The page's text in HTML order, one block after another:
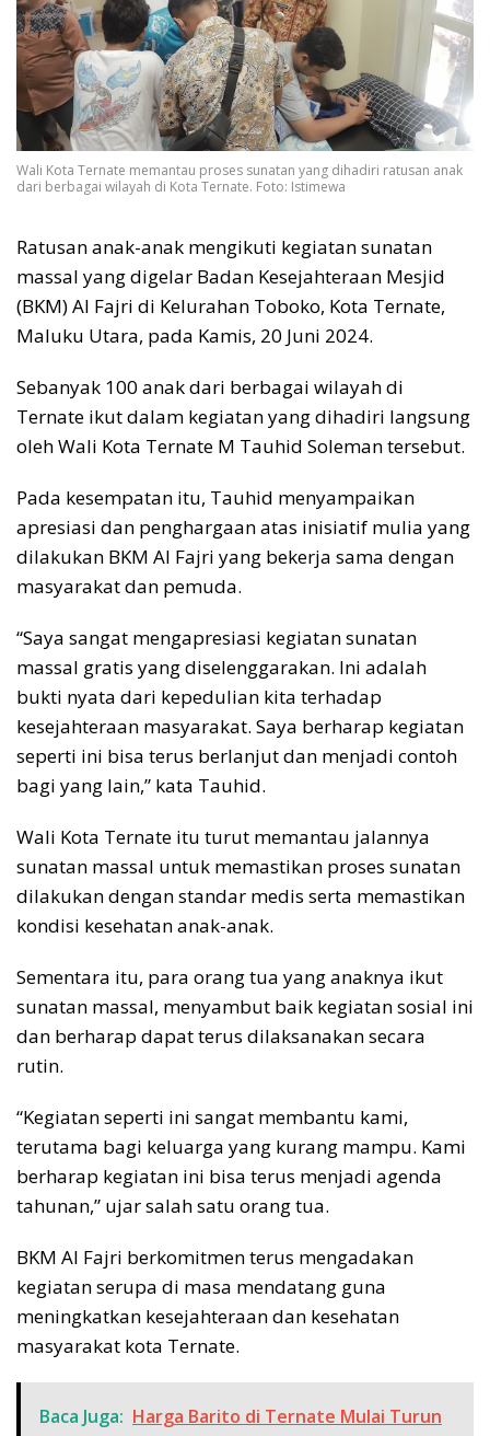
Wali Kota Ternate memantau proses sunatan yang dihadiri ratusan anak
dari berbagai wilayah di Kota Ternate. Foto: Istimewa
Ratusan anak-anak mengikuti kegiatan sunatan
massal yang digelar Badan Kesejahteraan Mesjid
(BKM) Al Fajri di Kelurahan Toboko, Kota Ternate,
Maluku Utara, pada Kamis, 20 Juni 2024.
Sebanyak 100 anak dari berbagai wilayah di
Ternate ikut dalam kegiatan yang dihadiri langsung
oleh Wali Kota Ternate M Tauhid Soleman tersebut.
Pada kesempatan itu, Tauhid menyampaikan
apresiasi dan penghargaan atas inisiatif mulia yang
dilakukan BKM Al Fajri yang bekerja sama dengan
masyarakat dan pemuda.
“Saya sangat mengapresiasi kegiatan sunatan
massal gratis yang diselenggarakan. Ini adalah
bukti nyata dari kepedulian kita terhadap
kesejahteraan masyarakat. Saya berharap kegiatan
seperti ini bisa terus berlanjut dan menjadi contoh
bagi yang lain,” kata Tauhid.
Wali Kota Ternate itu turut memantau jalannya
sunatan massal untuk memastikan proses sunatan
dilakukan dengan standar medis serta memastikan
kondisi kesehatan anak-anak.
Sementara itu, para orang tua yang anaknya ikut
sunatan massal, menyambut baik kegiatan sosial ini
dan berharap dapat terus dilaksanakan secara
rutin.
“Kegiatan seperti ini sangat membantu kami,
terutama bagi keluarga yang kurang mampu. Kami
berharap kegiatan ini bisa terus menjadi agenda
tahunan,” ujar salah satu orang tua.
BKM Al Fajri berkomitmen terus mengadakan
kegiatan serupa di masa mendatang guna
meningkatkan kesejahteraan dan kesehatan
masyarakat kota Ternate.
Baca Juga: Harga Barito di Ternate Mulai Turun